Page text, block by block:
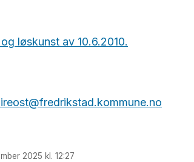
løskunst av 10.6.2010.
2025 kl. 12:27